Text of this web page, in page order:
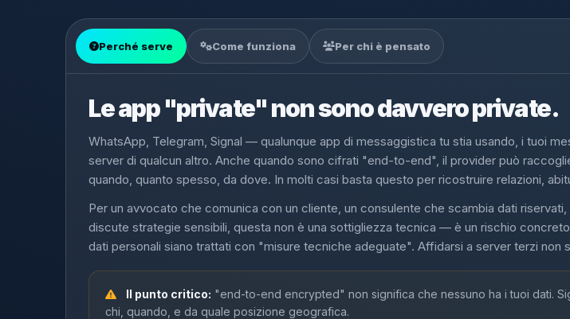
Perché serve Come funziona Per chi è pensato
Le app "private" non sono davvero private.
WhatsApp, Telegram, Signal — qualunque app di messaggistica tu stia usando, i tuoi
server di qualcun altro. Anche quando sono cifrati "end-to-end", il provider può
quando, quanto spesso, da dove. In molti casi basta questo per ricostruire relazioni,
Per un avvocato che comunica con un cliente, un consulente che scambia dati
discute strategie sensibili, questa non è una sottigliezza tecnica — è un rischio
dati personali siano trattati con "misure tecniche adeguate". Affidarsi a server terzi non
Il punto critico: "end-to-end encrypted" non significa che nessuno ha i tuoi dati.
chi, quando, e da quale posizione geografica.